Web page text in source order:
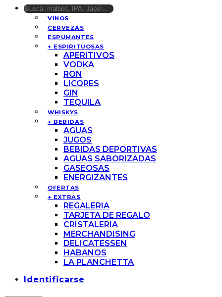
VINOS
CERVEZAS
ESPUMANTES
+ ESPIRITUOSAS
APERITIVOS
VODKA
RON
LICORES
GIN
TEQUILA
WHISKYS
+ BEBIDAS
AGUAS
JUGOS
BEBIDAS DEPORTIVAS
AGUAS SABORIZADAS
GASEOSAS
ENERGIZANTES
OFERTAS
+ EXTRAS
REGALERIA
TARJETA DE REGALO
CRISTALERIA
MERCHANDISING
DELICATESSEN
HABANOS
LA PLANCHETTA
Identificarse